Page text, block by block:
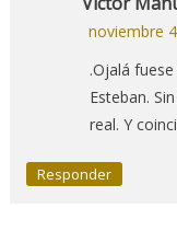
noviembre
.Ojalá
Esteban.
real. Y
Responder